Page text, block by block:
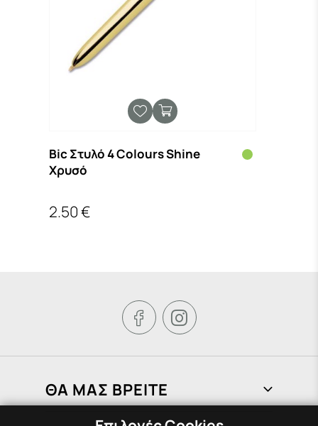
Bic Στυλό 4 Colours Shine
Χρυσό
2.50 €
 
ΘΑ ΜΑΣ ΒΡΕΙΤΕ
Φραγκιάδων 72, Πειραιάς 185 37